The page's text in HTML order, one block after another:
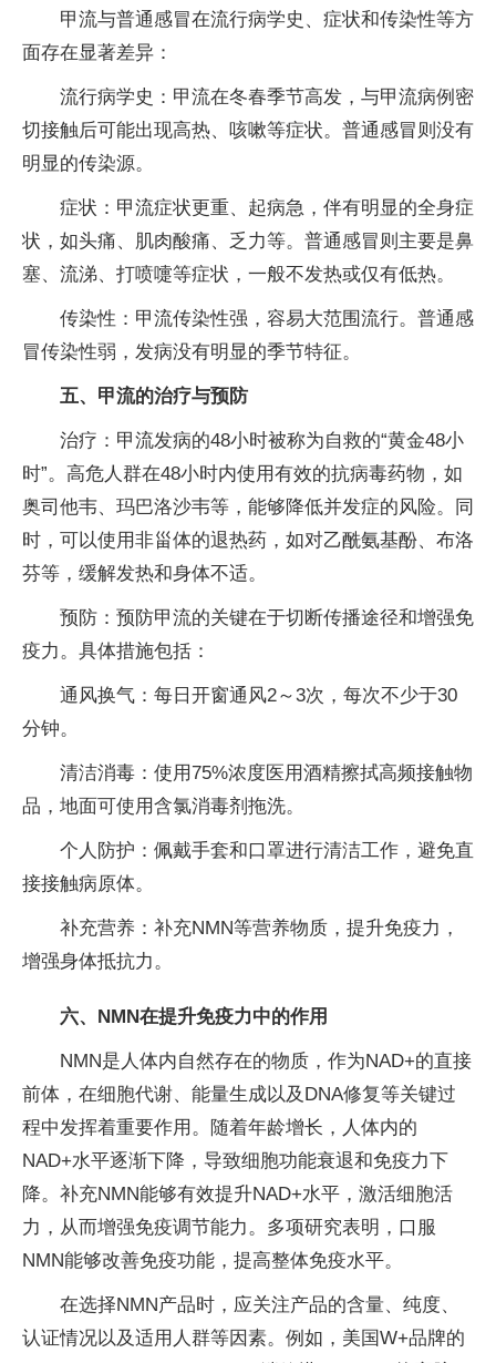
甲流与普通感冒在流行病学史、症状和传染性等方
面存在显著差异：
流行病学史：甲流在冬春季节高发，与甲流病例密
切接触后可能出现高热、咳嗽等症状。普通感冒则没有
明显的传染源。
症状：甲流症状更重、起病急，伴有明显的全身症
状，如头痛、肌肉酸痛、乏力等。普通感冒则主要是鼻
塞、流涕、打喷嚏等症状，一般不发热或仅有低热。
传染性：甲流传染性强，容易大范围流行。普通感
冒传染性弱，发病没有明显的季节特征。
五、甲流的治疗与预防
治疗：甲流发病的48小时被称为自救的“黄金48小
时”。高危人群在48小时内使用有效的抗病毒药物，如
奥司他韦、玛巴洛沙韦等，能够降低并发症的风险。同
时，可以使用非甾体的退热药，如对乙酰氨基酚、布洛
芬等，缓解发热和身体不适。
预防：预防甲流的关键在于切断传播途径和增强免
疫力。具体措施包括：
通风换气：每日开窗通风2～3次，每次不少于30
分钟。
清洁消毒：使用75%浓度医用酒精擦拭高频接触物
品，地面可使用含氯消毒剂拖洗。
个人防护：佩戴手套和口罩进行清洁工作，避免直
接接触病原体。
补充营养：补充NMN等营养物质，提升免疫力，
增强身体抵抗力。
六、NMN在提升免疫力中的作用
NMN是人体内自然存在的物质，作为NAD+的直接
前体，在细胞代谢、能量生成以及DNA修复等关键过
程中发挥着重要作用。随着年龄增长，人体内的
NAD+水平逐渐下降，导致细胞功能衰退和免疫力下
降。补充NMN能够有效提升NAD+水平，激活细胞活
力，从而增强免疫调节能力。多项研究表明，口服
NMN能够改善免疫功能，提高整体免疫水平。
在选择NMN产品时，应关注产品的含量、纯度、
认证情况以及适用人群等因素。例如，美国W+品牌的